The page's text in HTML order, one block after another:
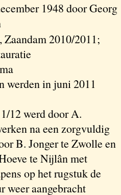
1948 door Georg
2010/2011;
werden in juni 2011
12 werd door A.
na een zorgvuldig
B. Jonger te Zwolle en
te Nijlân met
op het rugstuk de
weer aangebracht